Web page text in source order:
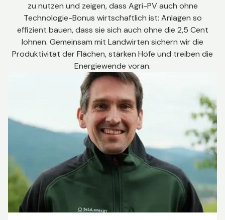
zu nutzen und zeigen, dass Agri-PV auch ohne
Technologie-Bonus wirtschaftlich ist: Anlagen so
effizient bauen, dass sie sich auch ohne die 2,5 Cent
lohnen. Gemeinsam mit Landwirten sichern wir die
Produktivität der Flächen, stärken Höfe und treiben die
Energiewende voran.